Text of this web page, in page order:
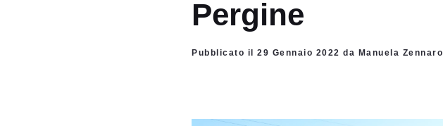
Pergine
Pubblicato il 29 Gennaio 2022 da Manuela Zennaro